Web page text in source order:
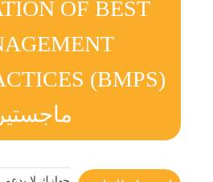
OF BEST
ماجستير